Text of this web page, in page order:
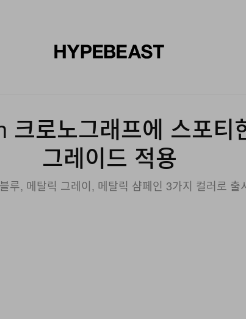
로노그래프에 스포티
그레이드 적용
루, 메탈릭 그레이, 메탈릭 샴페인 3가지 컬러로 출